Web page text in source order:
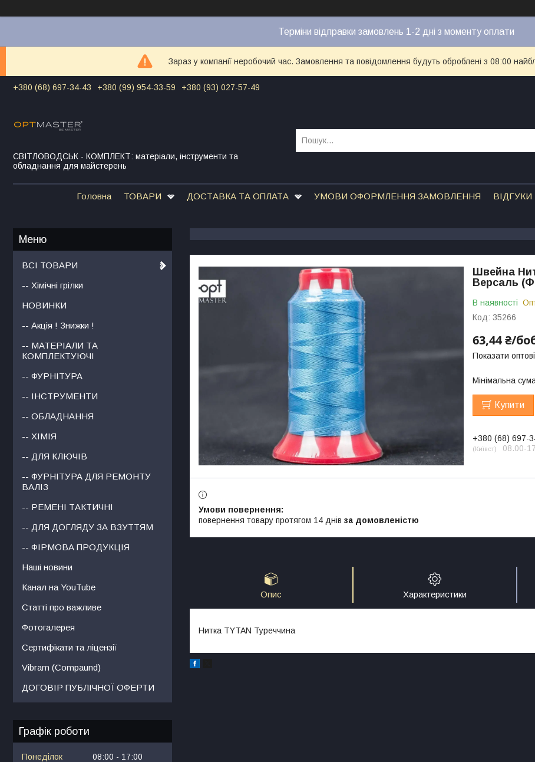
Терміни відправки замовлень 1-2 дні з моменту оплати
Зараз у компанії неробочий час. Замовлення та повідомлення будуть оброблені з 08:00
+380 (68) 697-34-43 +380 (99) 954-33-59 +380 (93) 027-57-49
СВІТЛОВОДСЬК - КОМПЛЕКТ: матеріали, інструменти та
обладнання для майстерень
Головна ТОВАРИ ДОСТАВКА ТА ОПЛАТА УМОВИ ОФОРМЛЕННЯ ЗАМОВЛЕННЯ ВІДГУКИ
Швейна
Версаль
В наявності
Код: 35266
63,44 ₴/
Показати
Мінімальна
Купити
+380 (68) 697-
Київст 08.00-
повернення товару протягом 14 днів за домовленістю
Опис Характеристики
Нитка TYTAN Туреччина
ВСІ ТОВАРИ
-- Хімічні грілки
НОВИНКИ
-- Акція ! Знижки !
-- МАТЕРІАЛИ ТА
КОМПЛЕКТУЮЧІ
-- ФУРНІТУРА
-- ІНСТРУМЕНТИ
-- ОБЛАДНАННЯ
-- ХІМІЯ
-- ДЛЯ КЛЮЧІВ
-- ФУРНІТУРА ДЛЯ РЕМОНТУ
ВАЛІЗ
-- РЕМЕНІ ТАКТИЧНІ
-- ДЛЯ ДОГЛЯДУ ЗА ВЗУТТЯМ
-- ФІРМОВА ПРОДУКЦІЯ
Наші новини
Канал на YouTube
Статті про важливе
Фотогалерея
Сертифікати та ліцензії
Vibram (Compaund)
ДОГОВІР ПУБЛІЧНОЇ ОФЕРТИ
Графік роботи
Понеділок 08:00
17:00